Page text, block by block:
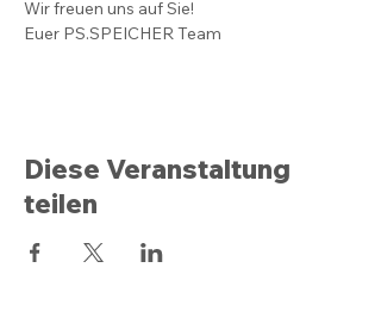
Wir freuen uns auf Sie!
Euer PS.SPEICHER Team
Diese Veranstaltung
teilen